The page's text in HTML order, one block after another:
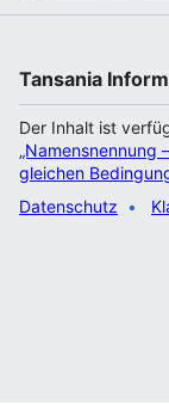
Tansania
Der Inhalt ist
„Namensnennung
gleichen
Datenschutz